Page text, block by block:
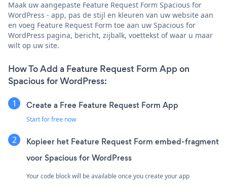
Maak uw aangepaste Feature Request Form Spacious for
WordPress - app, pas de stijl en kleuren van uw website aan
en voeg Feature Request Form toe aan uw Spacious for
WordPress pagina, bericht, zijbalk, voettekst of waar u maar
wilt op uw site.
How To Add a Feature Request Form App on
Spacious for WordPress:
Create a Free Feature Request Form App
Start for free now
Kopieer het Feature Request Form embed-fragment
voor Spacious for WordPress
Your code block will be available once you create your app